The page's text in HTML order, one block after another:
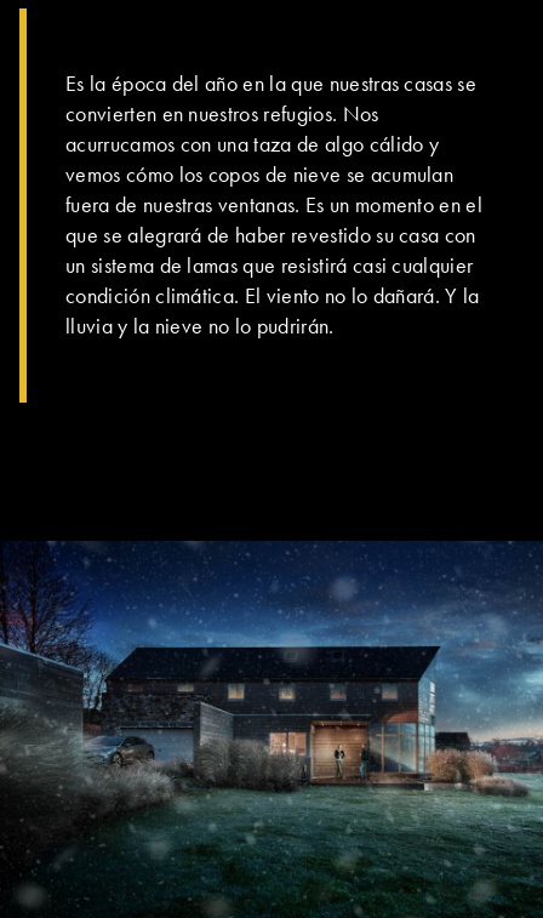
Es la época del año en la que nuestras casas se
convierten en nuestros refugios. Nos
acurrucamos con una taza de algo cálido y
vemos cómo los copos de nieve se acumulan
fuera de nuestras ventanas. Es un momento en el
que se alegrará de haber revestido su casa con
un sistema de lamas que resistirá casi cualquier
condición climática. El viento no lo dañará. Y la
lluvia y la nieve no lo pudrirán.